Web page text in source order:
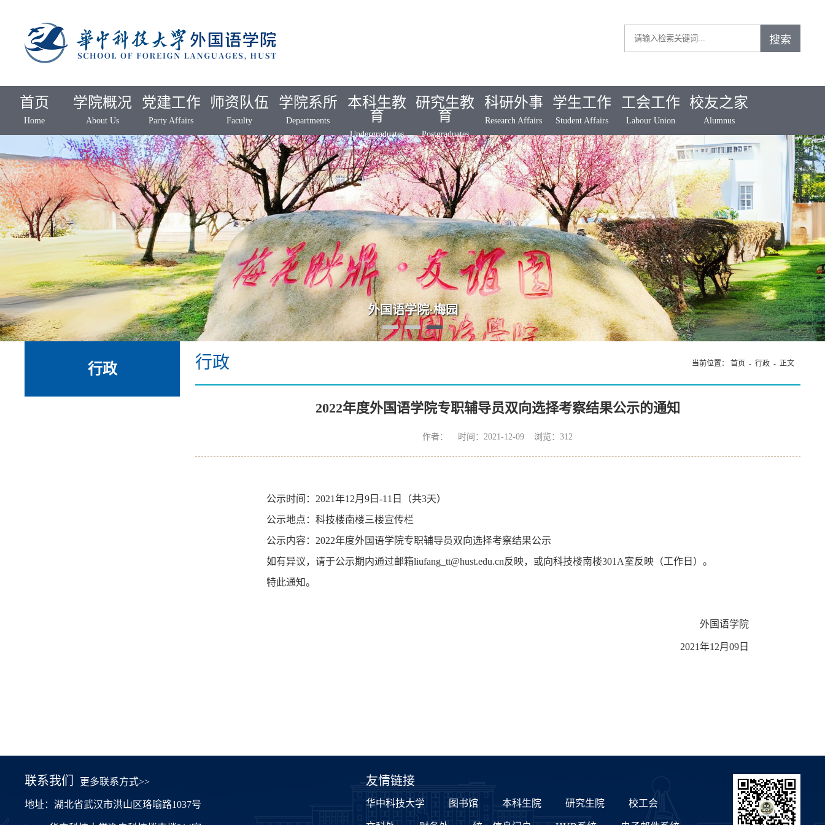
首页
Home
学院概况
About Us
党建工作
Party Affairs
师资队伍
Faculty
学院系所
Departments
本科生教
育
Undergraduates
研究生教
育
Postgraduates
科研外事
Research Affairs
学生工作
Student Affairs
工会工作
Labour Union
校友之家
Alumnus
外国语学院·梅园
行政 行政 当前位置： 首页 - 行政- 正文
2022年度外国语学院专职辅导员双向选择考察结果公示的通知
作者： 时间：2021-12-09 浏览：312
公示时间： 2021年12月9 日-11 日（共3天）
公示地点：科技楼南楼三楼宣传栏
公示内容： 2022年度外国语学院专职辅导员双向选择考察结果公示
如有异议，请于公示期内通过邮箱liufang_tt@hust.edu.cn反映，或向科技楼南楼301A室反映（工作日）。
特此通知。
外国语学院
2021年12月 09日
联系我们 更多联系方式>>
地址：湖北省武汉市洪山区珞喻路1037号
友情链接
华中科技大学 图书馆 本科生院 研究生院 校工会